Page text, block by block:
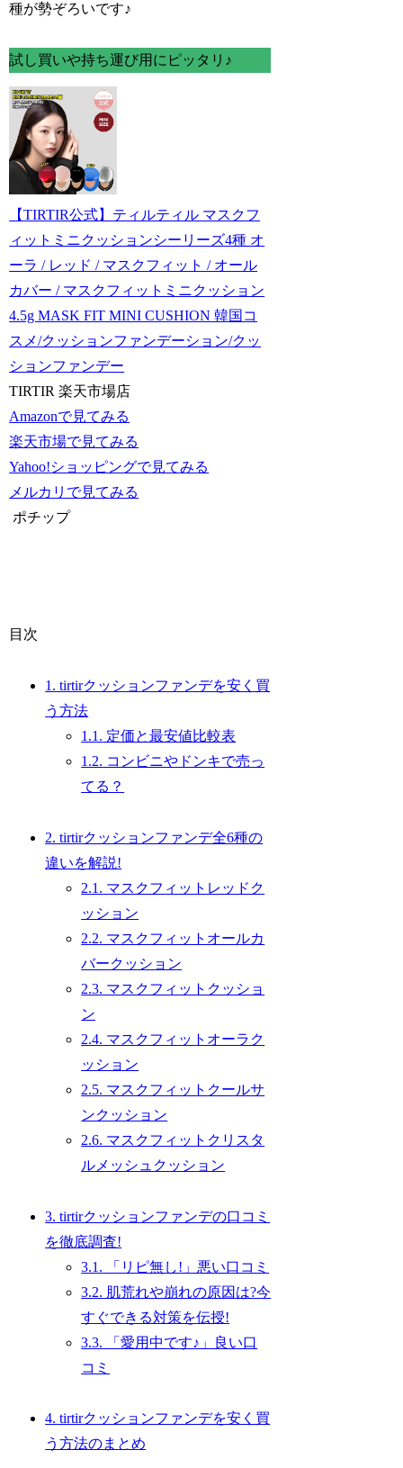
種が勢ぞろいです♪
試し買いや持ち運び用にピッタリ♪
【TIRTIR公式】ティルティル マスクフ
ィットミニクッションシーリーズ4種 オ
ーラ / レッド / マスクフィット / オール
カバー / マスクフィットミニクッション
4.5g MASK FIT MINI CUSHION 韓国コ
スメ/クッションファンデーション/クッ
ションファンデー
TIRTIR 楽天市場店
Amazonで見てみる
楽天市場で見てみる
Yahoo!ショッピングで見てみる
メルカリで見てみる
ポチップ
目次
1. tirtirクッションファンデを安く買
う方法
1.1. 定価と最安値比較表
1.2. コンビニやドンキで売っ
てる？
2. tirtirクッションファンデ全6種の
違いを解説!
2.1. マスクフィットレッドク
ッション
2.2. マスクフィットオールカ
バークッション
2.3. マスクフィットクッショ
ン
2.4. マスクフィットオーラク
ッション
2.5. マスクフィットクールサ
ンクッション
2.6. マスクフィットクリスタ
ルメッシュクッション
3. tirtirクッションファンデの口コミ
を徹底調査!
3.1. 「リピ無し!」悪い口コミ
3.2. 肌荒れや崩れの原因は?今
すぐできる対策を伝授!
3.3. 「愛用中です♪」良い口
コミ
4. tirtirクッションファンデを安く買
う方法のまとめ